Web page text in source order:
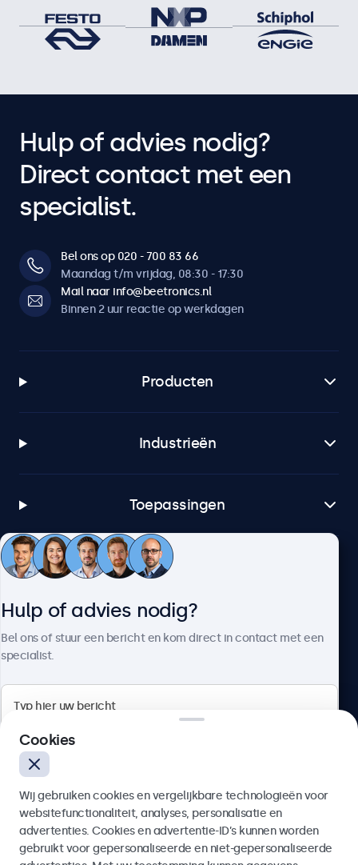
Hulp of advies nodig?
Direct contact met een
specialist.
Bel ons op 020 - 700 83 66
Maandag t/m vrijdag, 08:30 - 17:30
Mail naar info@beetronics.nl
Binnen 2 uur reactie op werkdagen
Producten
Industrieën
Toepassingen
Klantenservice
4.8/5 door 5000+ bedrijven
Nederlands
Hulp of advies nodig?
Bel ons of stuur een bericht en kom direct in contact met een
specialist.
Cookies
Wij gebruiken cookies en vergelijkbare technologieën voor
websitefunctionaliteit, analyses, personalisatie en
advertenties. Cookies en advertentie-ID’s kunnen worden
gebruikt voor gepersonaliseerde en niet-gepersonaliseerde